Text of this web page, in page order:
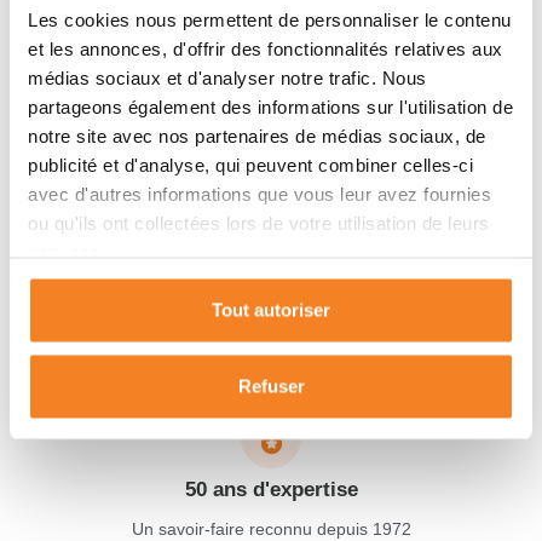
Les cookies nous permettent de personnaliser le contenu
et les annonces, d'offrir des fonctionnalités relatives aux
médias sociaux et d'analyser notre trafic. Nous
partageons également des informations sur l'utilisation de
notre site avec nos partenaires de médias sociaux, de
publicité et d'analyse, qui peuvent combiner celles-ci
avec d'autres informations que vous leur avez fournies
ou qu'ils ont collectées lors de votre utilisation de leurs
Tout autoriser
Refuser
Maisons SICs'engage
Depuis 50 ans, nous vous accompagnons de A à Z dans vos
projets de vie dans le Sud-Ouest de la France.
50 ans d'expertise
Un savoir-faire reconnu depuis 1972